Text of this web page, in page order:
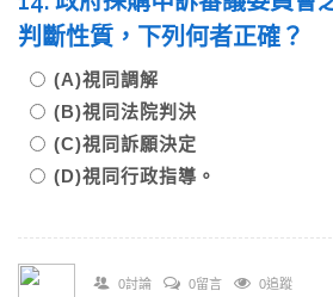
判斷性質，下列何者正確？
(A)視同調解
(B)視同法院判決
(C)視同訴願決定
(D)視同行政指導。
0討論 0留言 0追蹤